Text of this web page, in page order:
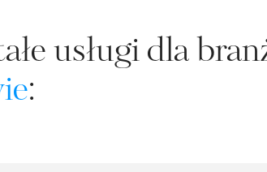
usługi dla
: